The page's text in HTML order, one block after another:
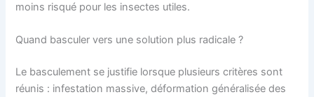
moins risqué pour les insectes utiles.
Quand basculer vers une solution plus radicale ?
Le basculement se justifie lorsque plusieurs critères sont
réunis : infestation massive, déformation généralisée des